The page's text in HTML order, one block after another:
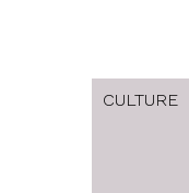
CULTURE